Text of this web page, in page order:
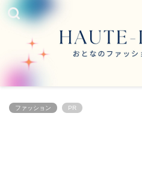
ファッション PR